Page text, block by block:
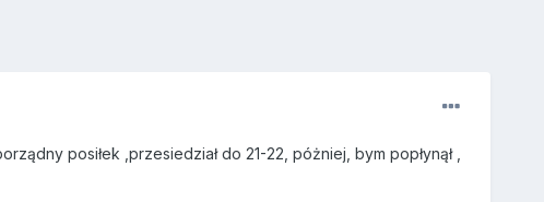
posiłek ,przesiedział do 21-22, póżniej, bym popłynął ,